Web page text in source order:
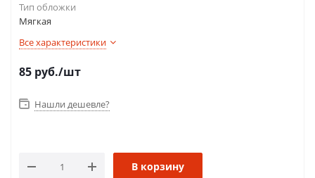
Тип обложки
Мягкая
Все характеристики
85 руб./шт
Нашли дешевле?
В корзину